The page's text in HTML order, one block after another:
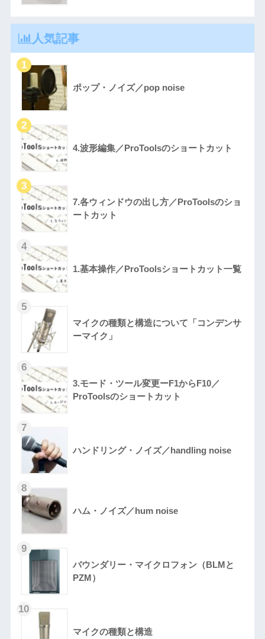
人気記事
ポップ・ノイズ／pop noise
4.波形編集／ProToolsのショートカット
7.各ウィンドウの出し方／ProToolsのショ
ートカット
1.基本操作／ProToolsショートカット一覧
マイクの種類と構造について「コンデンサ
ーマイク」
3.モード・ツール変更ーF1からF10／
ProToolsのショートカット
ハンドリング・ノイズ／handling noise
ハム・ノイズ／hum noise
バウンダリー・マイクロフォン（BLMと
PZM）
マイクの種類と構造